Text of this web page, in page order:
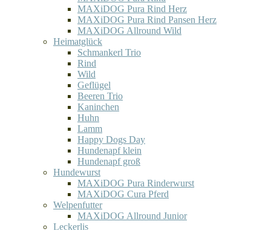
MAXiDOG Pura Rind Herz
MAXiDOG Pura Rind Pansen Herz
MAXiDOG Allround Wild
Heimatglück
Schmankerl Trio
Rind
Wild
Geflügel
Beeren Trio
Kaninchen
Huhn
Lamm
Happy Dogs Day
Hundenapf klein
Hundenapf groß
Hundewurst
MAXiDOG Pura Rinderwurst
MAXiDOG Cura Pferd
Welpenfutter
MAXiDOG Allround Junior
Leckerlis